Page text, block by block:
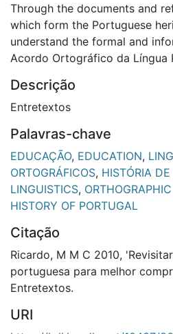
Through the documents and
which form the Portuguese
understand the formal and
Acordo Ortográfico da Língua
Descrição
Entretextos
Palavras-chave
EDUCAÇÃO, EDUCATION,
ORTOGRÁFICOS, HISTÓRIA
LINGUISTICS,
HISTORY OF PORTUGAL
Citação
Ricardo, M M C 2010,
portuguesa para melhor
Entretextos.
URI